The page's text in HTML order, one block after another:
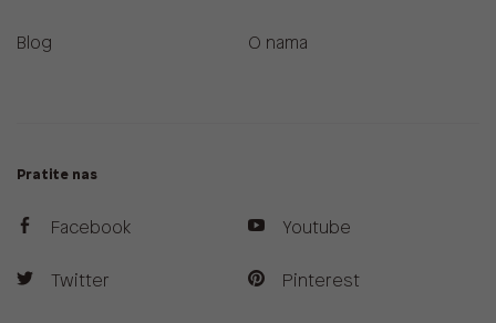
Blog O nama
Pratite nas
Facebook
Twitter
Youtube
Pinterest